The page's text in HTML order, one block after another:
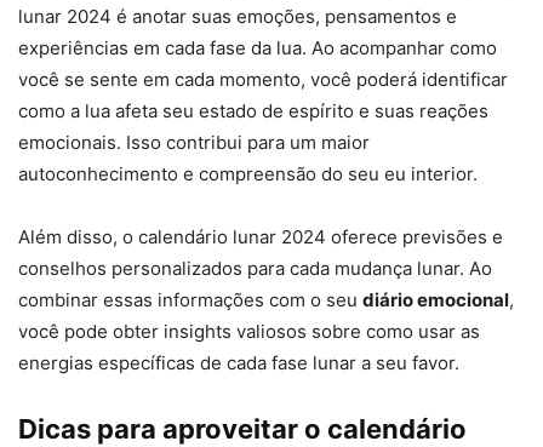
lunar 2024 é anotar suas emoções, pensamentos e
experiências em cada fase da lua. Ao acompanhar como
você se sente em cada momento, você poderá identificar
como a lua afeta seu estado de espírito e suas reações
emocionais. Isso contribui para um maior
autoconhecimento e compreensão do seu eu interior.
Além disso, o calendário lunar 2024 oferece previsões e
conselhos personalizados para cada mudança lunar. Ao
combinar essas informações com o seu diário emocional,
você pode obter insights valiosos sobre como usar as
energias específicas de cada fase lunar a seu favor.
Dicas para aproveitar o calendário